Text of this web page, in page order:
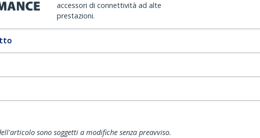
accessori di connettività ad alte
prestazioni.
sono soggetti a modifiche senza preavviso.